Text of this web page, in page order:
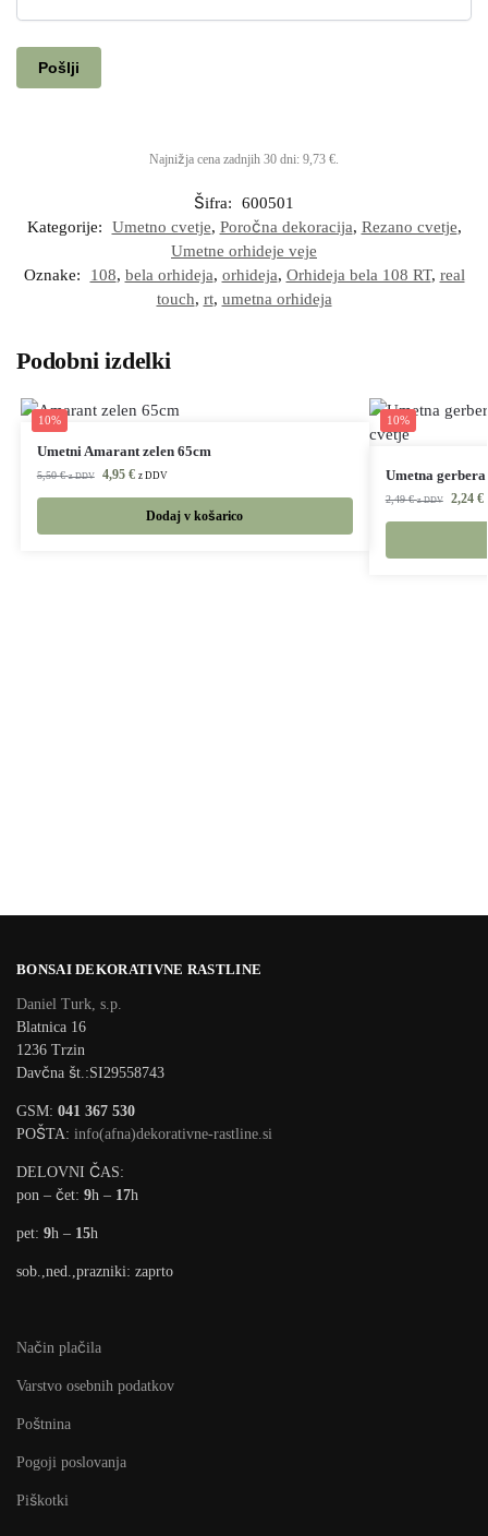
Najnižja cena zadnjih 30 dni: 9,73 €.
Šifra:
600501
Kategorije:
Umetno cvetje, Poročna dekoracija, Rezano cvetje,
Umetne orhideje veje
Oznake:
108, bela orhideja, orhideja, Orhideja bela 108 RT, real
touch, rt, umetna orhideja
Podobni izdelki
10%
Umetni Amarant zelen 65cm
5,50€ z DDV 4,95 € z DDV
Dodaj v košarico
10%
Umetna
2,49€ z DDV 2,24 €
BONSAI DEKORATIVNE RASTLINE
Daniel Turk, s.p.
Blatnica 16
1236 Trzin
Davčna št.:SI29558743
GSM: 041 367 530
POŠTA: info(afna)dekorativne-rastline.si
DELOVNI ČAS:
pon – čet: 9h – 17h
pet: 9h – 15h
sob.,ned.,prazniki: zaprto
Način plačila
Varstvo osebnih podatkov
Poštnina
Pogoji poslovanja
Piškotki